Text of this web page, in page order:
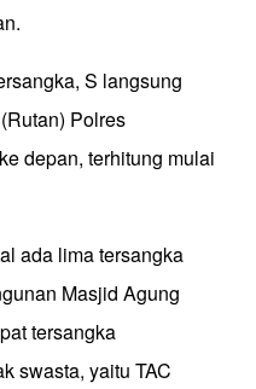
S langsung
Polres
depan, terhitung mulai
ada lima tersangka
Masjid Agung
tersangka
swasta, yaitu TAC